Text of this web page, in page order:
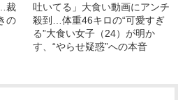
裁
の
吐いてる」大食い動画にアンチ
殺到…体重46キロの“可愛すぎ
る”大食い女子（24）が明か
す、“やらせ疑惑”への本音